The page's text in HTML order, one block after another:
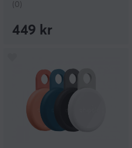
(0)
449 kr